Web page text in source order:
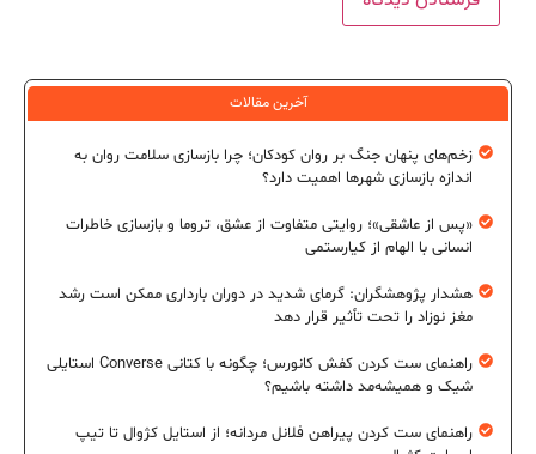
آخرین مقالات
زخم‌های پنهان جنگ بر روان کودکان؛ چرا بازسازی سلامت روان به
اندازه بازسازی شهرها اهمیت دارد؟
«پس از عاشقی»؛ روایتی متفاوت از عشق، تروما و بازسازی خاطرات
انسانی با الهام از کیارستمی
هشدار پژوهشگران: گرمای شدید در دوران بارداری ممکن است رشد
مغز نوزاد را تحت تأثیر قرار دهد
راهنمای ست کردن کفش کانورس؛ چگونه با کتانی Converse استایلی
شیک و همیشه‌مد داشته باشیم؟
راهنمای ست کردن پیراهن فلانل مردانه؛ از استایل کژوال تا تیپ